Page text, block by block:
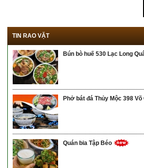
TIN RAO VẶT
Bún bò huế 530 Lạc Long
Phở bát đá Thủy Mộc 398 Võ
Quán bia Tập Béo